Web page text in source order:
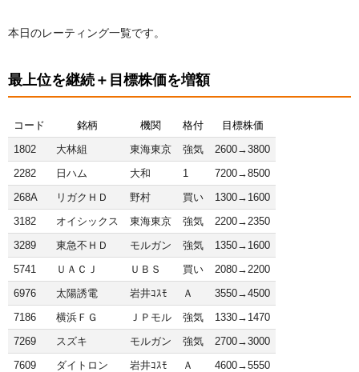
本日のレーティング一覧です。
最上位を継続＋目標株価を増額
コード 銘柄 機関 格付
目標株価
1802
大林組 東海東京 強気
2600→3800
2282
日ハム 大和 1
7200→8500
268A
リガクＨＤ 野村 買い
1300→1600
3182
オイシックス 東海東京 強気
2200→2350
3289
東急不ＨＤ モルガン 強気
1350→1600
5741
ＵＡＣＪ ＵＢＳ 買い
2080→2200
6976
太陽誘電 岩井ｺｽﾓ Ａ
3550→4500
7186
横浜ＦＧ ＪＰモル 強気
1330→1470
7269
スズキ モルガン 強気
2700→3000
7609
ダイトロン 岩井ｺｽﾓ Ａ
4600→5550